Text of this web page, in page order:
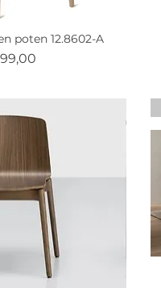
poten 12.8602-A